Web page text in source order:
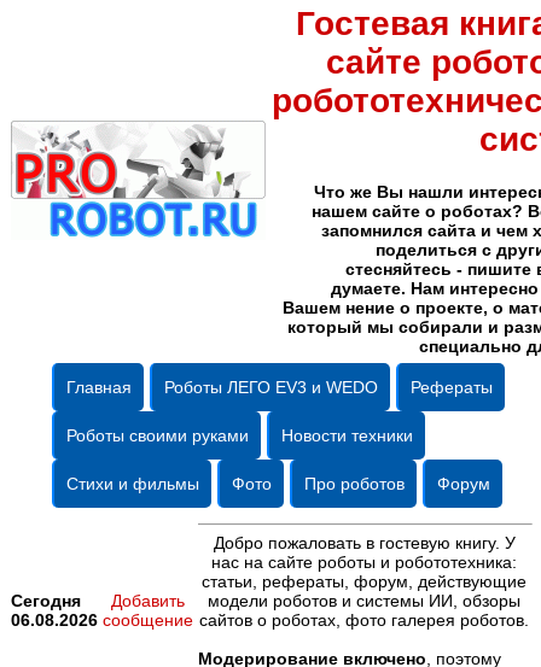
Гостевая
сайте
Что же Вы нашли
нашем сайте о роботах?
запомнился сайта и чем
поделиться с
стесняйтесь - пишите
думаете. Нам интересно
Вашем нение о проекте, о
который мы собирали и
специально
Главная Роботы ЛЕГО EV3 и WEDO Рефераты
Роботы своими руками Новости техники
Стихи и фильмы Фото Про роботов Форум
Сегодня
06.08.2026
Добавить
сообщение
Добро пожаловать в гостевую книгу. У
нас на сайте роботы и робототехника:
статьи, рефераты, форум, действующие
модели роботов и системы ИИ, обзоры
сайтов о роботах, фото галерея роботов.
Модерирование включено , поэтому